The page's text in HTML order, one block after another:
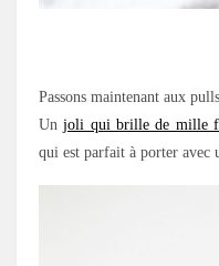
Passons maintenant aux
Unjoli qui brille de mille
qui est parfait à porter avec